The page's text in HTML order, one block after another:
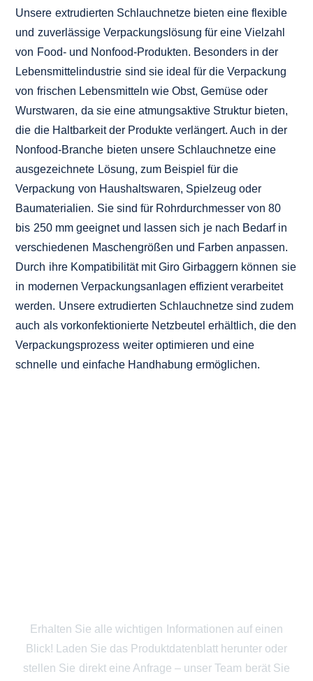
Unsere extrudierten Schlauchnetze bieten eine flexible
und zuverlässige Verpackungslösung für eine Vielzahl
von Food- und Nonfood-Produkten. Besonders in der
Lebensmittelindustrie sind sie ideal für die Verpackung
von frischen Lebensmitteln wie Obst, Gemüse oder
Wurstwaren, da sie eine atmungsaktive Struktur bieten,
die die Haltbarkeit der Produkte verlängert. Auch in der
Nonfood-Branche bieten unsere Schlauchnetze eine
ausgezeichnete Lösung, zum Beispiel für die
Verpackung von Haushaltswaren, Spielzeug oder
Baumaterialien. Sie sind für Rohrdurchmesser von 80
bis 250 mm geeignet und lassen sich je nach Bedarf in
verschiedenen Maschengrößen und Farben anpassen.
Durch ihre Kompatibilität mit Giro Girbaggern können sie
in modernen Verpackungsanlagen effizient verarbeitet
werden. Unsere extrudierten Schlauchnetze sind zudem
auch als vorkonfektionierte Netzbeutel erhältlich, die den
Verpackungsprozess weiter optimieren und eine
schnelle und einfache Handhabung ermöglichen.
Erhalten Sie alle wichtigen Informationen auf einen
Blick! Laden Sie das Produktdatenblatt herunter oder
stellen Sie direkt eine Anfrage – unser Team berät Sie